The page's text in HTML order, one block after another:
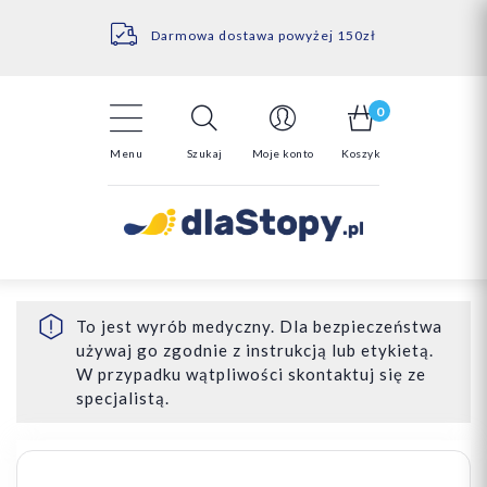
Darmowa dostawa powyżej 150zł
14 Dni na darmowy zwrot*
Menu Szukaj Moje konto
0
Koszyk
To jest wyrób medyczny. Dla bezpieczeństwa
używaj go zgodnie z instrukcją lub etykietą.
W przypadku wątpliwości skontaktuj się ze
specjalistą.